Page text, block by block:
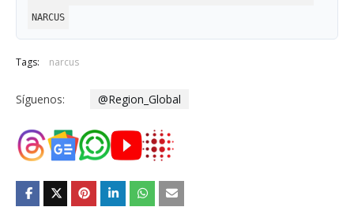
NARCUS
Tags: narcus
Síguenos: @Region_Global